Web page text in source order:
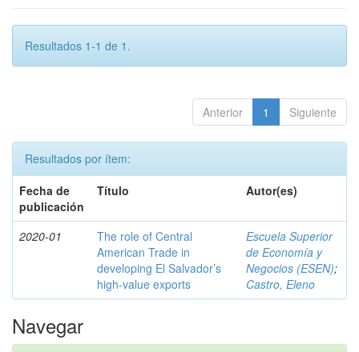
Resultados 1-1 de 1.
Anterior 1 Siguiente
Resultados por ítem:
Fecha de
publicación
Título Autor(es)
2020-01
The role of Central
American Trade in
developing El Salvador’s
high-value exports
Escuela Superior
de Economía y
Negocios (ESEN);
Castro, Eleno
Navegar